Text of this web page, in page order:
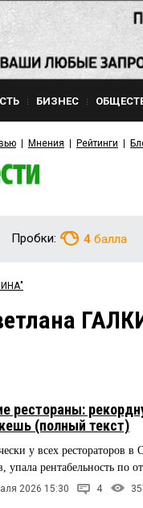
БИЗНЕС
Мнения Рейтинги
Пробки: 4 балла
рестораны:
(полный текст)
у всех рестораторов в
упала рентабельность по
2026 15:30 4